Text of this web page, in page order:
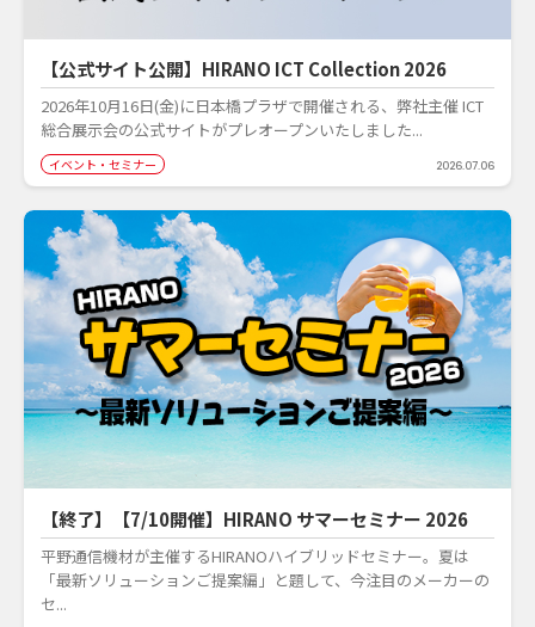
【公式サイト公開】HIRANO ICT Collection 2026
2026年10月16日(金)に日本橋プラザで開催される、弊社主催 ICT
総合展示会の公式サイトがプレオープンいたしました...
イベント・セミナー 2026.07.06
【終了】【7/10開催】HIRANO サマーセミナー 2026
平野通信機材が主催するHIRANOハイブリッドセミナー。夏は
「最新ソリューションご提案編」と題して、今注目のメーカーの
セ...